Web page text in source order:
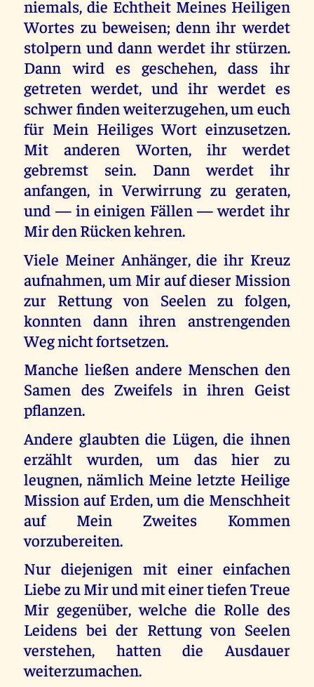
niemals, die Echtheit Meines Heiligen
Wortes zu beweisen; denn ihr werdet
stolpern und dann werdet ihr stürzen.
Dann wird es geschehen, dass ihr
getreten werdet, und ihr werdet es
schwer finden weiterzugehen, um euch
für Mein Heiliges Wort einzusetzen.
Mit anderen Worten, ihr werdet
gebremst sein. Dann werdet ihr
anfangen, in Verwirrung zu geraten,
und — in einigen Fällen — werdet ihr
Mir den Rücken kehren.
Viele Meiner Anhänger, die ihr Kreuz
aufnahmen, um Mir auf dieser Mission
zur Rettung von Seelen zu folgen,
konnten dann ihren anstrengenden
Weg nicht fortsetzen.
Manche ließen andere Menschen den
Samen des Zweifels in ihren Geist
pflanzen.
Andere glaubten die Lügen, die ihnen
erzählt wurden, um das hier zu
leugnen, nämlich Meine letzte Heilige
Mission auf Erden, um die Menschheit
auf Mein Zweites Kommen
vorzubereiten.
Nur diejenigen mit einer einfachen
Liebe zu Mir und mit einer tiefen Treue
Mir gegenüber, welche die Rolle des
Leidens bei der Rettung von Seelen
verstehen, hatten die Ausdauer
weiterzumachen.